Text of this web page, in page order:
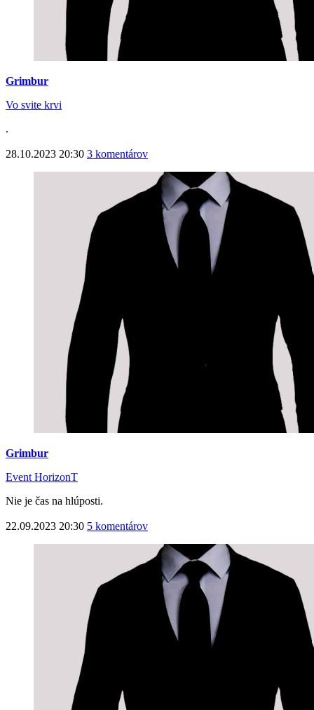
Grimbur
Vo svite krvi
.
28.10.2023 20:30 3 komentárov
Grimbur
Event HorizonT
Nie je čas na hlúposti.
22.09.2023 20:30 5 komentárov